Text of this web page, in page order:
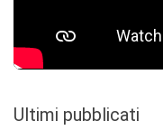
Ultimi pubblicati